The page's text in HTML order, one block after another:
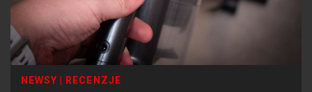
NEWSY
RECENZJE